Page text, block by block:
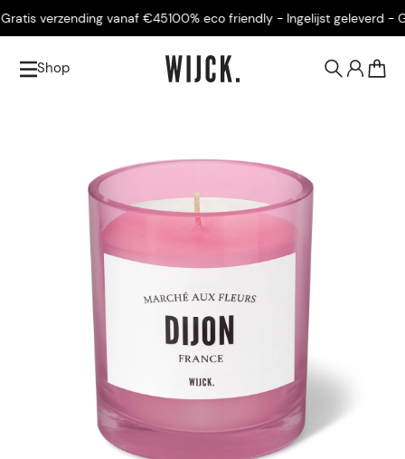
verzending vanaf €45100% eco friendly - Ingelijst geleverd -
Shop